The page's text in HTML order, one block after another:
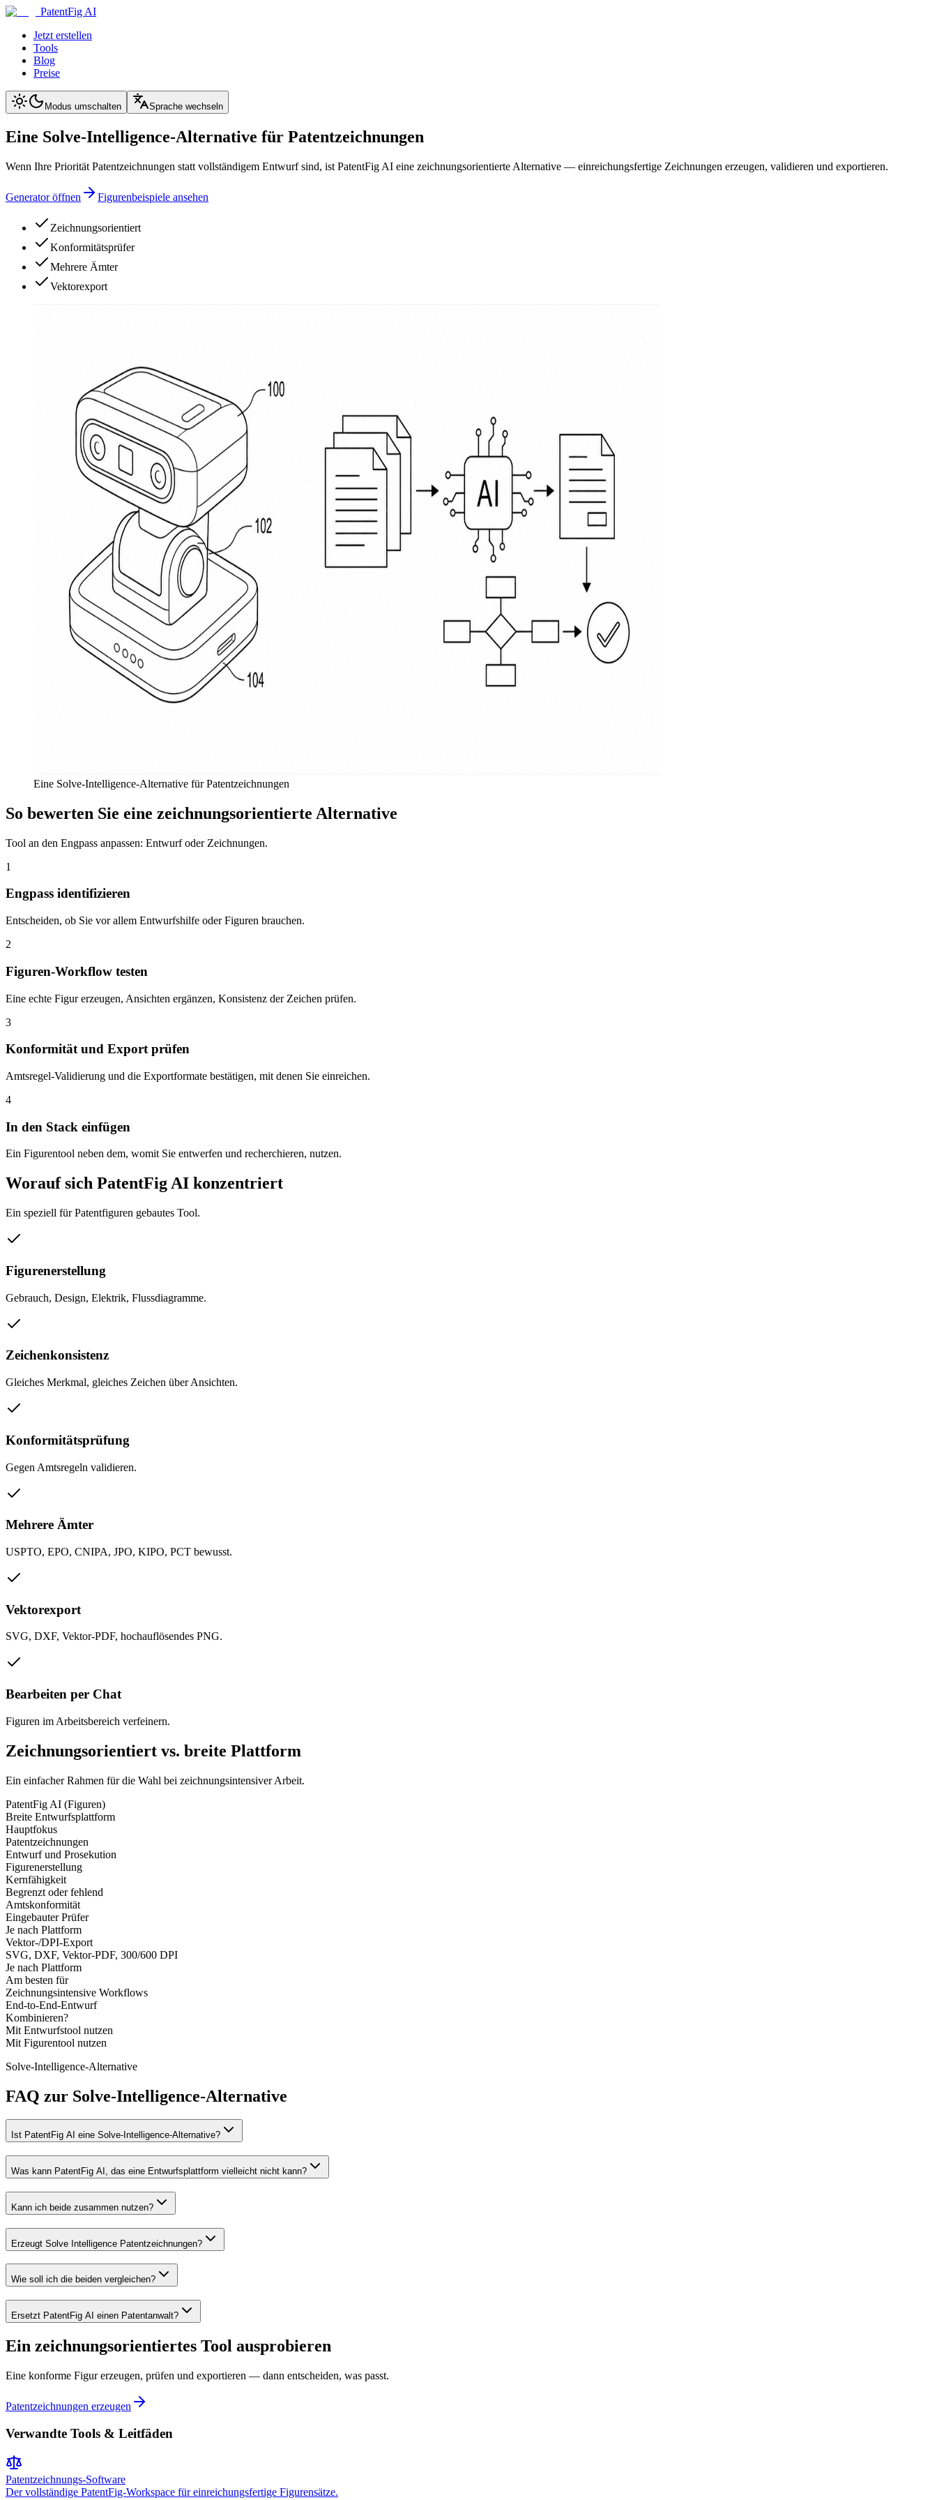
PatentFig AI
Jetzt erstellen
Tools
Blog
Preise
Modus umschalten Sprache wechseln
Eine Solve-Intelligence-Alternative für Patentzeichnungen
Wenn Ihre Priorität Patentzeichnungen statt vollständigem Entwurf sind, ist PatentFig AI eine zeichnungsorientierte Alternative — einreichungsfertige Zeichnungen erzeugen, validieren und exportieren.
Generator öffnen Figurenbeispiele ansehen
Zeichnungsorientiert
Konformitätsprüfer
Mehrere Ämter
Vektorexport
Eine Solve-Intelligence-Alternative für Patentzeichnungen
So bewerten Sie eine zeichnungsorientierte Alternative
Tool an den Engpass anpassen: Entwurf oder Zeichnungen.
1
Engpass identifizieren
Entscheiden, ob Sie vor allem Entwurfshilfe oder Figuren brauchen.
2
Figuren-Workflow testen
Eine echte Figur erzeugen, Ansichten ergänzen, Konsistenz der Zeichen prüfen.
3
Konformität und Export prüfen
Amtsregel-Validierung und die Exportformate bestätigen, mit denen Sie einreichen.
4
In den Stack einfügen
Ein Figurentool neben dem, womit Sie entwerfen und recherchieren, nutzen.
Worauf sich PatentFig AI konzentriert
Ein speziell für Patentfiguren gebautes Tool.
Figurenerstellung
Gebrauch, Design, Elektrik, Flussdiagramme.
Zeichenkonsistenz
Gleiches Merkmal, gleiches Zeichen über Ansichten.
Konformitätsprüfung
Gegen Amtsregeln validieren.
Mehrere Ämter
USPTO, EPO, CNIPA, JPO, KIPO, PCT bewusst.
Vektorexport
SVG, DXF, Vektor-PDF, hochauflösendes PNG.
Bearbeiten per Chat
Figuren im Arbeitsbereich verfeinern.
Zeichnungsorientiert vs. breite Plattform
Ein einfacher Rahmen für die Wahl bei zeichnungsintensiver Arbeit.
PatentFig AI (Figuren)
Breite Entwurfsplattform
Hauptfokus
Patentzeichnungen
Entwurf und Prosekution
Figurenerstellung
Kernfähigkeit
Begrenzt oder fehlend
Amtskonformität
Eingebauter Prüfer
Je nach Plattform
Vektor-/DPI-Export
SVG, DXF, Vektor-PDF, 300/600 DPI
Je nach Plattform
Am besten für
Zeichnungsintensive Workflows
End-to-End-Entwurf
Kombinieren?
Mit Entwurfstool nutzen
Mit Figurentool nutzen
Solve-Intelligence-Alternative
FAQ zur Solve-Intelligence-Alternative
Ist PatentFig AI eine Solve-Intelligence-Alternative?
Was kann PatentFig AI, das eine Entwurfsplattform vielleicht nicht kann?
Kann ich beide zusammen nutzen?
Erzeugt Solve Intelligence Patentzeichnungen?
Wie soll ich die beiden vergleichen?
Ersetzt PatentFig AI einen Patentanwalt?
Ein zeichnungsorientiertes Tool ausprobieren
Eine konforme Figur erzeugen, prüfen und exportieren — dann entscheiden, was passt.
Patentzeichnungen erzeugen
Verwandte Tools & Leitfäden
Patentzeichnungs-Software
Der vollständige PatentFig-Workspace für einreichungsfertige Figurensätze.